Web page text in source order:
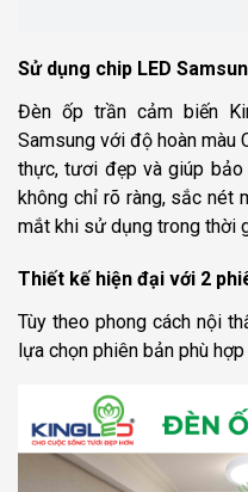
Sử dụng chip LED
Đèn ốp trần cảm biến
Samsung với độ hoàn màu
thực, tươi đẹp và giúp
không chỉ rõ ràng, sắc nét
mắt khi sử dụng trong thời
Thiết kế hiện đại với 2
Tùy theo phong cách nội
lựa chọn phiên bản phù